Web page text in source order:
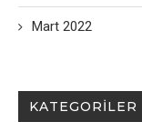
Mart 2022
KATEGORILER